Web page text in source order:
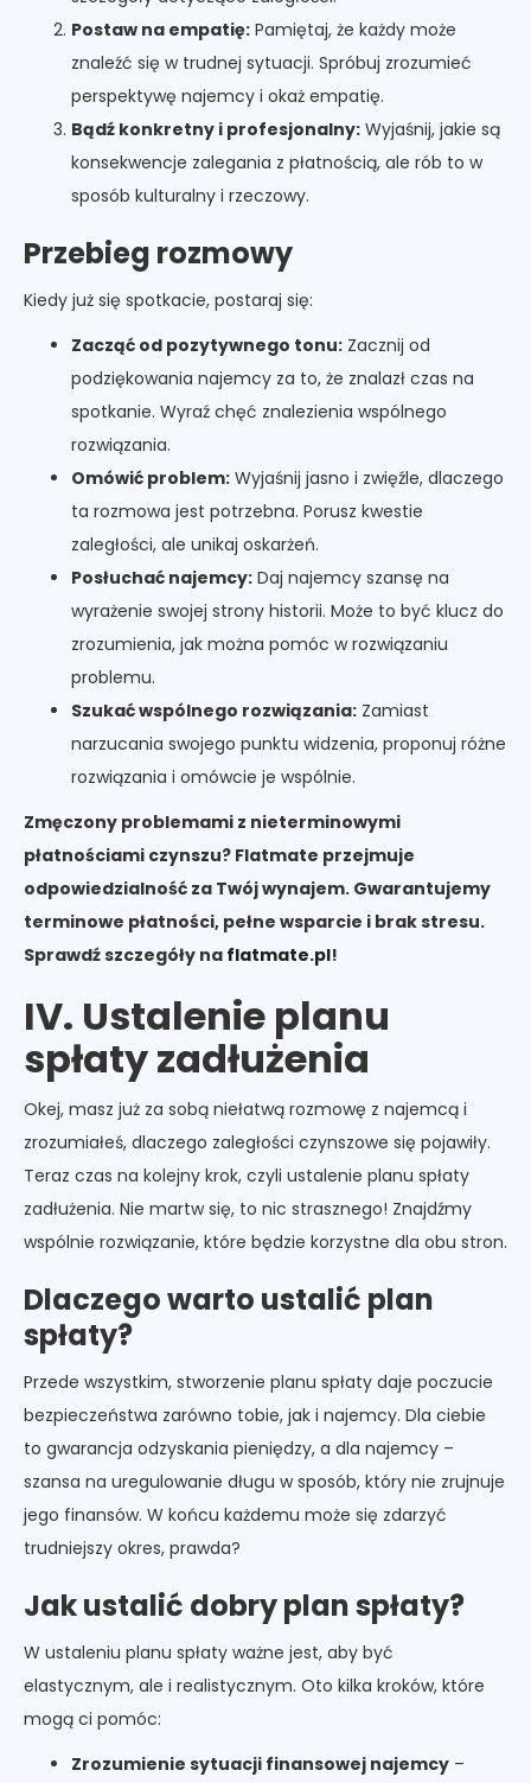
Postaw na empatię: Pamiętaj, że każdy może
znaleźć się w trudnej sytuacji. Spróbuj zrozumieć
perspektywę najemcy i okaż empatię.
Bądź konkretny i profesjonalny: Wyjaśnij, jakie są
konsekwencje zalegania z płatnością, ale rób to w
sposób kulturalny i rzeczowy.
Przebieg rozmowy
Kiedy już się spotkacie, postaraj się:
Zacząć od pozytywnego tonu: Zacznij od
podziękowania najemcy za to, że znalazł czas na
spotkanie. Wyraź chęć znalezienia wspólnego
rozwiązania.
Omówić problem: Wyjaśnij jasno i zwięźle, dlaczego
ta rozmowa jest potrzebna. Porusz kwestie
zaległości, ale unikaj oskarżeń.
Posłuchać najemcy: Daj najemcy szansę na
wyrażenie swojej strony historii. Może to być klucz do
zrozumienia, jak można pomóc w rozwiązaniu
problemu.
Szukać wspólnego rozwiązania: Zamiast
narzucania swojego punktu widzenia, proponuj różne
rozwiązania i omówcie je wspólnie.
Zmęczony problemami z nieterminowymi
płatnościami czynszu? Flatmate przejmuje
odpowiedzialność za Twój wynajem. Gwarantujemy
terminowe płatności, pełne wsparcie i brak stresu.
Sprawdź szczegóły na flatmate.pl!
IV. Ustalenie planu
spłaty zadłużenia
Okej, masz już za sobą niełatwą rozmowę z najemcą i
zrozumiałeś, dlaczego zaległości czynszowe się pojawiły.
Teraz czas na kolejny krok, czyli ustalenie planu spłaty
zadłużenia. Nie martw się, to nic strasznego! Znajdźmy
wspólnie rozwiązanie, które będzie korzystne dla obu stron.
Dlaczego warto ustalić plan
spłaty?
Przede wszystkim, stworzenie planu spłaty daje poczucie
bezpieczeństwa zarówno tobie, jak i najemcy. Dla ciebie
to gwarancja odzyskania pieniędzy, a dla najemcy –
szansa na uregulowanie długu w sposób, który nie zrujnuje
jego finansów. W końcu każdemu może się zdarzyć
trudniejszy okres, prawda?
Jak ustalić dobry plan spłaty?
W ustaleniu planu spłaty ważne jest, aby być
elastycznym, ale i realistycznym. Oto kilka kroków, które
mogą ci pomóc:
Zrozumienie sytuacji finansowej najemcy –